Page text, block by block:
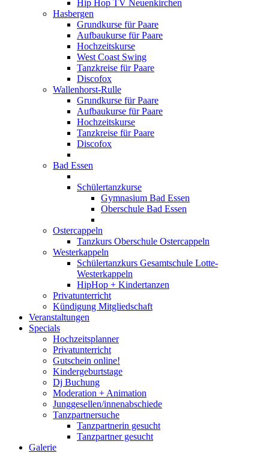
Hip Hop TV Neuenkirchen
Hasbergen
Grundkurse für Paare
Aufbaukurse für Paare
Hochzeitskurse
West Coast Swing
Tanzkreise für Paare
Discofox
Wallenhorst-Rulle
Grundkurse für Paare
Aufbaukurse für Paare
Hochzeitskurse
Tanzkreise für Paare
Discofox
Bad Essen
Schülertanzkurse
Gymnasium Bad Essen
Oberschule Bad Essen
Ostercappeln
Tanzkurs Oberschule Ostercappeln
Westerkappeln
Schülertanzkurs Gesamtschule Lotte-
Westerkappeln
HipHop + Kindertanzen
Privatunterricht
Kündigung Mitgliedschaft
Veranstaltungen
Specials
Hochzeitsplanner
Privatunterricht
Gutschein online!
Kindergeburtstage
Dj Buchung
Moderation + Animation
Junggesellen/innenabschiede
Tanzpartnersuche
Tanzpartnerin gesucht
Tanzpartner gesucht
Galerie